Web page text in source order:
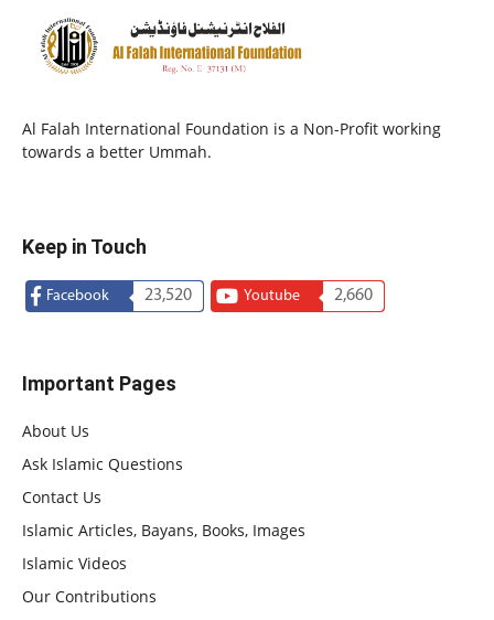
Al Falah International Foundation is a Non-Profit working
towards a better Ummah.
Keep in Touch
Facebook 23,520 Youtube 2,660
Important Pages
About Us
Ask Islamic Questions
Contact Us
Islamic Articles, Bayans, Books, Images
Islamic Videos
Our Contributions